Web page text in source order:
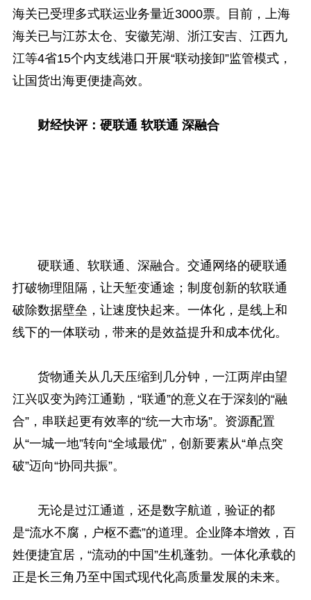
海关已受理多式联运业务量近3000票。目前，上海
海关已与江苏太仓、安徽芜湖、浙江安吉、江西九
江等4省15个内支线港口开展“联动接卸”监管模式，
让国货出海更便捷高效。
财经快评：硬联通 软联通 深融合
硬联通、软联通、深融合。交通网络的硬联通
打破物理阻隔，让天堑变通途；制度创新的软联通
破除数据壁垒，让速度快起来。一体化，是线上和
线下的一体联动，带来的是效益提升和成本优化。
货物通关从几天压缩到几分钟，一江两岸由望
江兴叹变为跨江通勤，“联通”的意义在于深刻的“融
合”，串联起更有效率的“统一大市场”。资源配置
从“一城一地”转向“全域最优”，创新要素从“单点突
破”迈向“协同共振”。
无论是过江通道，还是数字航道，验证的都
是“流水不腐，户枢不蠹”的道理。企业降本增效，百
姓便捷宜居，“流动的中国”生机蓬勃。一体化承载的
正是长三角乃至中国式现代化高质量发展的未来。